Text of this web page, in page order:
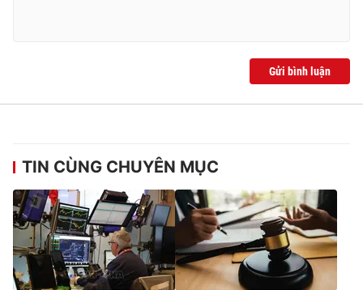
Gửi bình luận
TIN CÙNG CHUYÊN MỤC